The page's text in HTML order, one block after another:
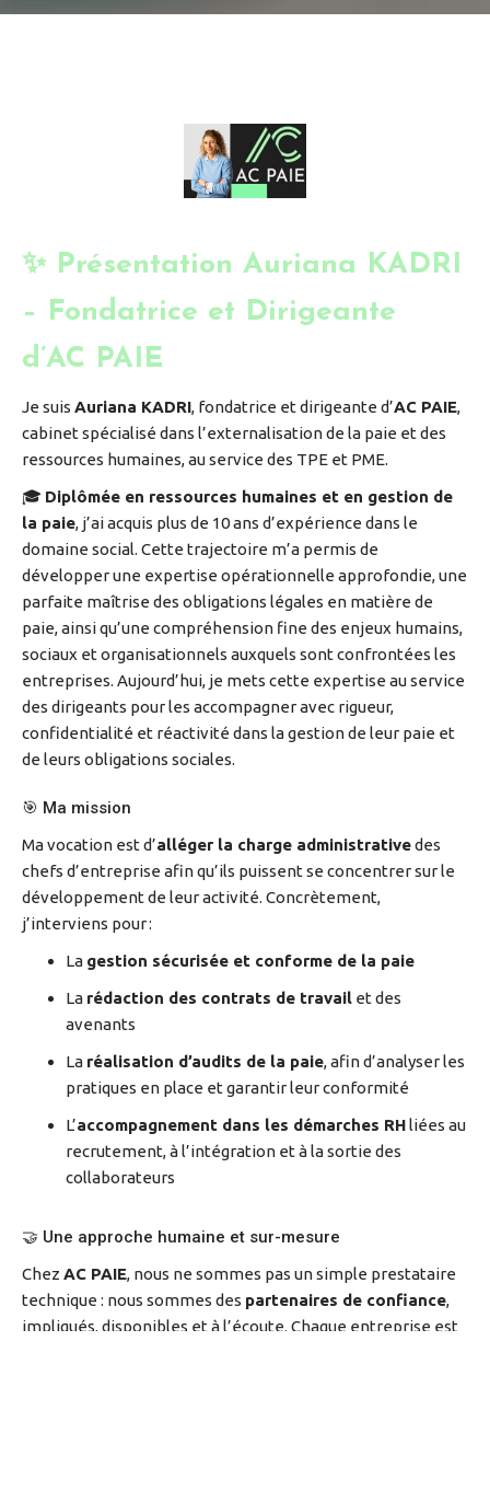
✨ Présentation Auriana KADRI
– Fondatrice et Dirigeante
d’AC PAIE
Je suis Auriana KADRI, fondatrice et dirigeante d’AC PAIE,
cabinet spécialisé dans l’externalisation de la paie et des
ressources humaines, au service des TPE et PME.
🎓 Diplômée en ressources humaines et en gestion de
la paie, j’ai acquis plus de 10 ans d’expérience dans le
domaine social. Cette trajectoire m’a permis de
développer une expertise opérationnelle approfondie, une
parfaite maîtrise des obligations légales en matière de
paie, ainsi qu’une compréhension fine des enjeux humains,
sociaux et organisationnels auxquels sont confrontées les
entreprises. Aujourd’hui, je mets cette expertise au service
des dirigeants pour les accompagner avec rigueur,
confidentialité et réactivité dans la gestion de leur paie et
de leurs obligations sociales.
🎯 Ma mission
Ma vocation est d’alléger la charge administrativedes
chefs d’entreprise afin qu’ils puissent se concentrer sur le
développement de leur activité. Concrètement,
j’interviens pour :
La gestion sécurisée et conforme de la paie
La rédaction des contrats de travail et des
avenants
La réalisation d’audits de la paie, afin d’analyser les
pratiques en place et garantir leur conformité
L’accompagnement dans les démarches RHliées au
recrutement, à l’intégration et à la sortie des
collaborateurs
🤝 Une approche humaine et sur-mesure
Chez AC PAIE, nous ne sommes pas un simple prestataire
technique : nous sommes des partenaires de confiance,
impliqués, disponibles et à l’écoute. Chaque entreprise est